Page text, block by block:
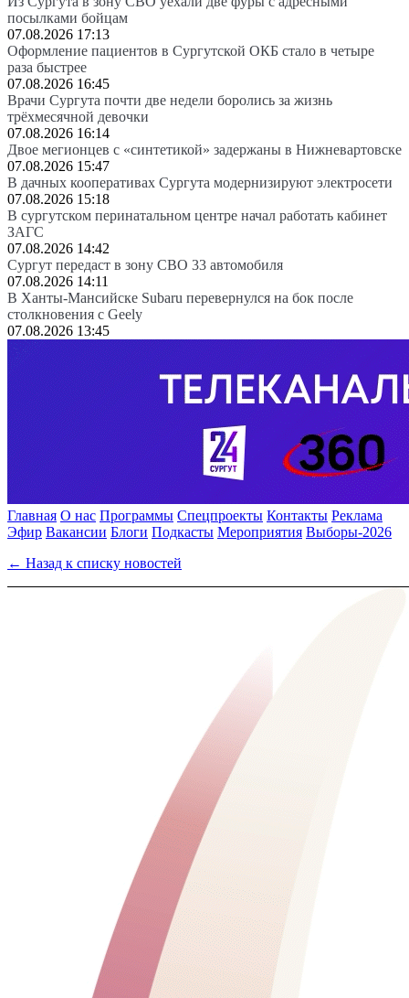
посылками бойцам
07.08.2026 17:13
Оформление пациентов в Сургутской ОКБ стало в четыре
раза быстрее
07.08.2026 16:45
Врачи Сургута почти две недели боролись за жизнь
трёхмесячной девочки
07.08.2026 16:14
Двое мегионцев с «синтетикой» задержаны в Нижневартовске
07.08.2026 15:47
В дачных кооперативах Сургута модернизируют электросети
07.08.2026 15:18
В сургутском перинатальном центре начал работать кабинет
ЗАГС
07.08.2026 14:42
Сургут передаст в зону СВО 33 автомобиля
07.08.2026 14:11
В Ханты-Мансийске Subaru перевернулся на бок после
столкновения с Geely
07.08.2026 13:45
Главная О нас Программы Спецпроекты Контакты Реклама
Эфир Вакансии Блоги Подкасты Мероприятия Выборы-2026
← Назад к списку новостей